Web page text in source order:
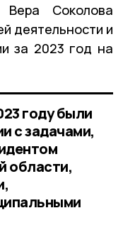
Вера Соколова
деятельности и
за 2023 год на
году были
с задачами,
области,